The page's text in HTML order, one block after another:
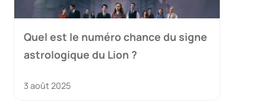
Quel est le numéro chance du signe
astrologique du Lion ?
3 août 2025